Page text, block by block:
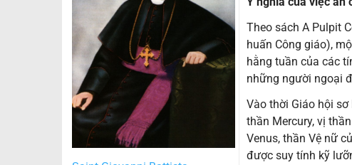
Theo sách A Pulpit
huấn Công giáo),
hằng tuần của các
những người ngoại
Vào thời Giáo hội
thần Mercury, vị
Venus, thần Vệ nữ
được suy tính kỹ